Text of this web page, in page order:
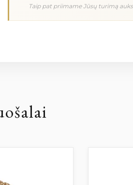
Taip pat priimame Jūsų turimą